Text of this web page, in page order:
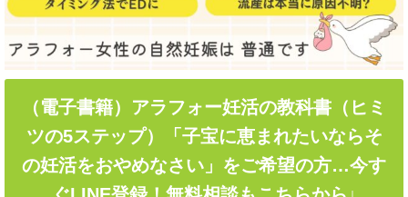
（電子書籍）アラフォー妊活の教科書（ヒミ
ツの5ステップ）「子宝に恵まれたいならそ
の妊活をおやめなさい」をご希望の方…今す